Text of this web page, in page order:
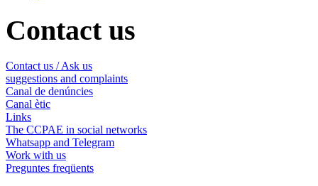
Contact us
Contact us / Ask us
suggestions and complaints
Canal de denúncies
Canal ètic
Links
The CCPAE in social networks
Whatsapp and Telegram
Work with us
Preguntes freqüents